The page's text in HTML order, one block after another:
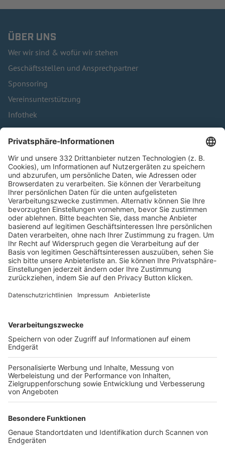
ÜBER UNS
Wer wir sind & wofür wir stehen
Geschäftsstellen und Ansprechpartner
Sponsoring
Vereinsunterstützung
Infothek
Kontakt
HÄUFIG BESUCHTE SEITEN
Pässe und Vereinswechsel
Trainerausbildung
Schulungsangebot Vereinsmitarbeiter
BFV-Geschäftsstellen
Trainerbörse
Login SpielPlus
FOLGE DEM BFV
TOP-VEREINE
TOP-PARTNER